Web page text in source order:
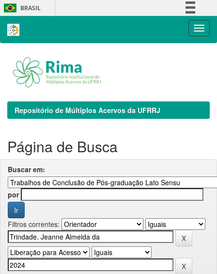
Skip
navigation
BRASIL
Repositório de Múltiplos Acervos da UFRRJ
Página de Busca
Buscar em:
por
Filtros correntes: